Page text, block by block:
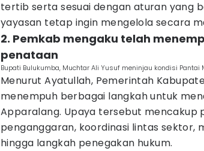
tertib serta sesuai dengan aturan yang
yayasan tetap ingin mengelola secara
2. Pemkab mengaku telah
penataan
Bupati Bulukumba, Muchtar Ali Yusuf meninjau kondisi Pantai
Menurut Ayatullah, Pemerintah
menempuh berbagai langkah untuk
Apparalang. Upaya tersebut mencakup
penganggaran, koordinasi lintas sektor,
hingga langkah penegakan hukum.